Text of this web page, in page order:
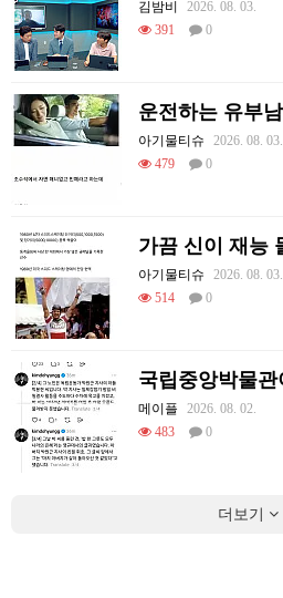
김밤비
2026. 08. 03.
391
0
아기물티슈
2026. 08. 03.
479
0
아기물티슈
2026. 08. 03.
514
0
메이플
2026. 08. 02.
483
0
더보기